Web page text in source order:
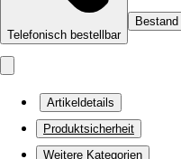
Telefonisch bestellbar
Artikeldetails
Produktsicherheit
Weitere Kategorien